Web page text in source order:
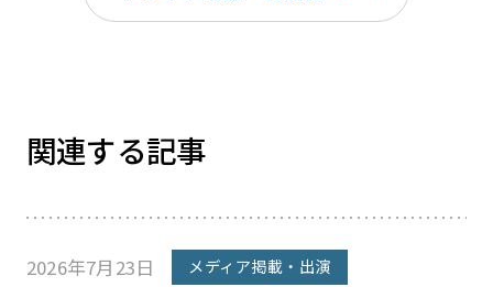
関連する記事
2026年7月23日 メディア掲載・出演